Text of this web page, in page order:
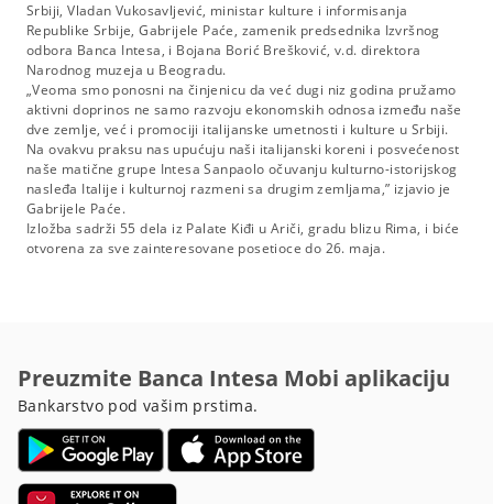
Srbiji, Vladan Vukosavljević, ministar kulture i informisanja
Republike Srbije, Gabrijele Paće, zamenik predsednika Izvršnog
odbora Banca Intesa, i Bojana Borić Brešković, v.d. direktora
Narodnog muzeja u Beogradu.
„Veoma smo ponosni na činjenicu da već dugi niz godina pružamo
aktivni doprinos ne samo razvoju ekonomskih odnosa između naše
dve zemlje, već i promociji italijanske umetnosti i kulture u Srbiji.
Na ovakvu praksu nas upućuju naši italijanski koreni i posvećenost
naše matične grupe Intesa Sanpaolo očuvanju kulturno-istorijskog
nasleđa Italije i kulturnoj razmeni sa drugim zemljama,” izjavio je
Gabrijele Paće.
Izložba sadrži 55 dela iz Palate Kiđi u Ariči, gradu blizu Rima, i biće
otvorena za sve zainteresovane posetioce do 26. maja.
Preuzmite Banca Intesa Mobi aplikaciju
Bankarstvo pod vašim prstima.